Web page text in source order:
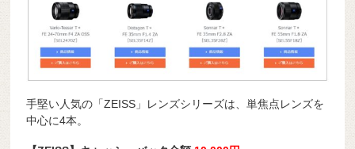
手堅い人気の「ZEISS」レンズシリーズは、単焦点レンズを
中心に4本。